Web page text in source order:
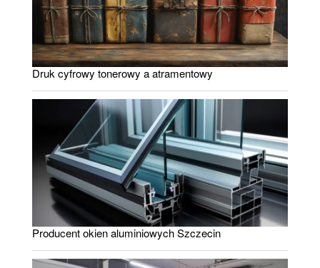
Druk cyfrowy tonerowy a atramentowy
Producent okien aluminiowych Szczecin